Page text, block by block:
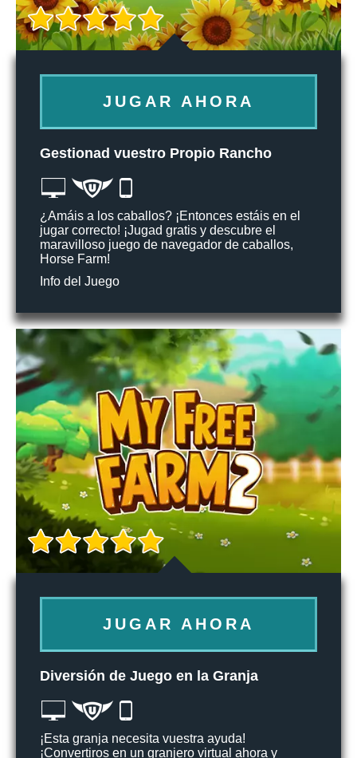
JUGAR AHORA
Gestionad vuestro Propio Rancho
¿Amáis a los caballos? ¡Entonces estáis en el
jugar correcto! ¡Jugad gratis y descubre el
maravilloso juego de navegador de caballos,
Horse Farm!
Info del Juego
JUGAR AHORA
Diversión de Juego en la Granja
¡Esta granja necesita vuestra ayuda!
¡Convertiros en un granjero virtual ahora y